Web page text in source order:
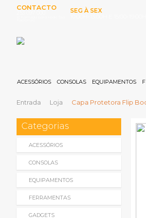
CONTACTO
SEG À SEX
ACESSÓRIOS CONSOLAS EQUIPAMENTOS
Entrada Loja Capa Protetora Flip
Categorias
ACESSÓRIOS
CONSOLAS
EQUIPAMENTOS
FERRAMENTAS
GADGETS